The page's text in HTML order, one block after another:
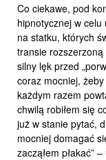
Co ciekawe, pod
hipnotycznej w
na statku, których
transie
silny lęk przed
coraz mocniej,
każdym razem
chwilą robiłem się
już w stanie pytać,
mocniej domagać
zacząłem płakać” –